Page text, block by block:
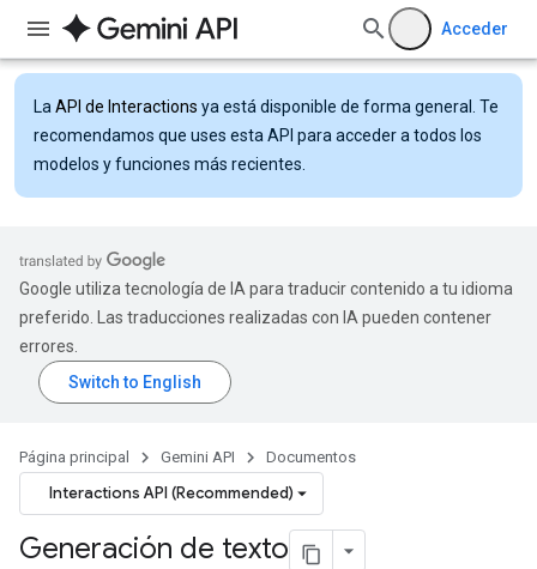
Acceder
La API de Interactions ya está disponible de forma general. Te
recomendamos que uses esta API para acceder a todos los
modelos y funciones más recientes.
Google utiliza tecnología de IA para traducir contenido a tu idioma
preferido. Las traducciones realizadas con IA pueden contener
errores.
Página principal Gemini API Documentos
Interactions API (Recommended)
Generación de texto